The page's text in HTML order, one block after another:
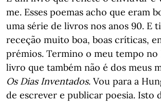
me. Esses poemas acho que eram
uma série de livros nos anos 90. E
receção muito boa, boas críticas,
prémios. Termino o meu tempo no
livro que também não é dos meus
Os Dias Inventados. Vou para a
de escrever e publicar poesia. Isto